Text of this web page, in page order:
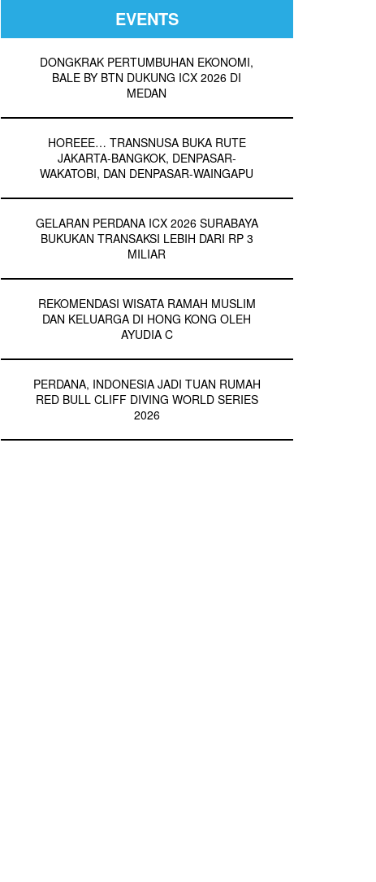
EVENTS
DONGKRAK PERTUMBUHAN EKONOMI,
BALE BY BTN DUKUNG ICX 2026 DI
MEDAN
HOREEE… TRANSNUSA BUKA RUTE
JAKARTA-BANGKOK, DENPASAR-
WAKATOBI, DAN DENPASAR-WAINGAPU
GELARAN PERDANA ICX 2026 SURABAYA
BUKUKAN TRANSAKSI LEBIH DARI RP 3
MILIAR
REKOMENDASI WISATA RAMAH MUSLIM
DAN KELUARGA DI HONG KONG OLEH
AYUDIA C
PERDANA, INDONESIA JADI TUAN RUMAH
RED BULL CLIFF DIVING WORLD SERIES
2026